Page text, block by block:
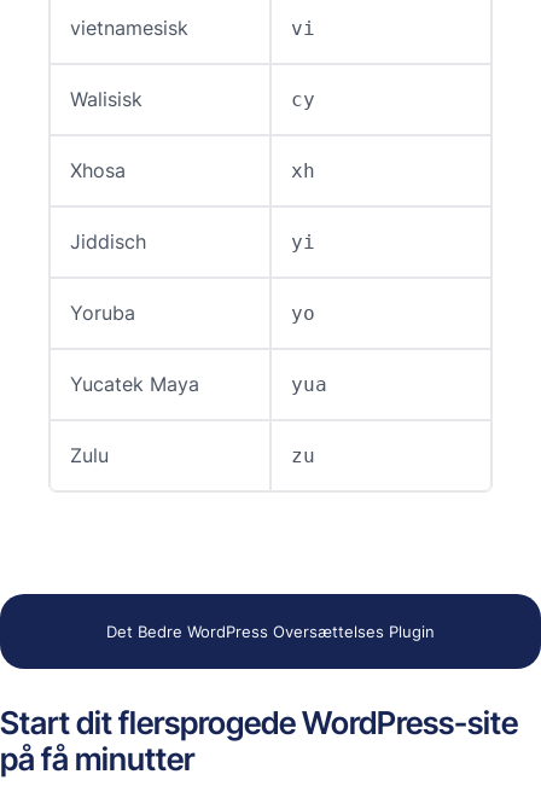
vietnamesisk vi
Walisisk cy
Xhosa xh
Jiddisch yi
Yoruba yo
Yucatek Maya yua
Zulu zu
Det Bedre WordPress Oversættelses Plugin
Start dit flersprogede WordPress-site
på få minutter